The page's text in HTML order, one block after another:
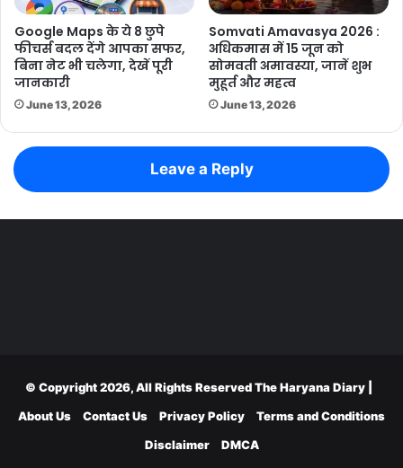
Google Maps के ये 8 छुपे
फीचर्स बदल देंगे आपका सफर,
बिना नेट भी चलेगा, देखें पूरी
जानकारी
June 13, 2026
Somvati Amavasya 2026 :
अधिकमास में 15 जून को
सोमवती अमावस्या, जानें शुभ
मुहूर्त और महत्व
June 13, 2026
Leave a Reply
© Copyright 2026, All Rights ReservedThe Haryana Diary
About Us
Contact Us Privacy Policy
Terms and Conditions
Disclaimer
DMCA